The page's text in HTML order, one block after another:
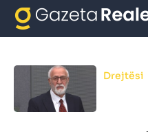
fjala e fundit
Drejtësi